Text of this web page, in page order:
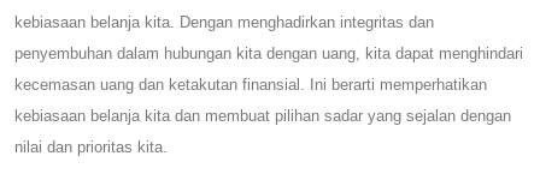
kebiasaan belanja kita. Dengan menghadirkan integritas dan
penyembuhan dalam hubungan kita dengan uang, kita dapat menghindari
kecemasan uang dan ketakutan finansial. Ini berarti memperhatikan
kebiasaan belanja kita dan membuat pilihan sadar yang sejalan dengan
nilai dan prioritas kita.